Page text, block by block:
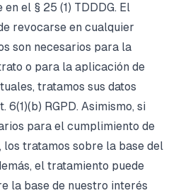
el § 25 (1) TDDDG. El
revocarse en cualquier
son necesarios para la
o para la aplicación de
tratamos sus datos
RGPD. Asimismo, si
para el cumplimiento de
los tratamos sobre la base del
el tratamiento puede
la base de nuestro interés